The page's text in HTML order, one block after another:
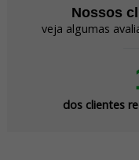
Nossos
veja algumas
dos clientes